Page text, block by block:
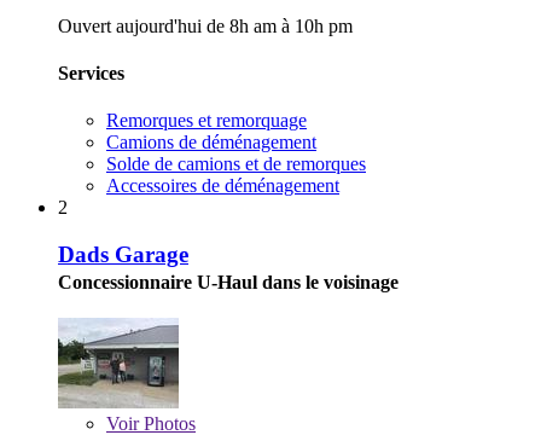
Ouvert aujourd'hui de 8h am à 10h pm
Services
Remorques et remorquage
Camions de déménagement
Solde de camions et de remorques
Accessoires de déménagement
2
Dads Garage
Concessionnaire U-Haul dans le voisinage
VoirPhotos